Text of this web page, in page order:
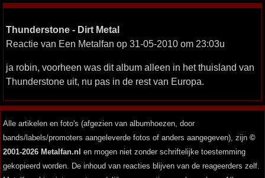
Thunderstone - Dirt Metal
Reactie van Een Metalfan op 31-05-2010 om 23:03u
ja robin, voorheen was dit album alleen in het thuisland van
Thunderstone uit, nu pas in de rest van Europa.
Alle artikelen en foto's (afgezien van albumhoezen, door
bands/labels/promoters aangeleverde fotos of anders aangegeven), zijn ©
2001-2026 Metalfan.nl en mogen niet zonder schriftelijke toestemming
gekopieerd worden. De inhoud van reacties blijven van de reageerders zelf.